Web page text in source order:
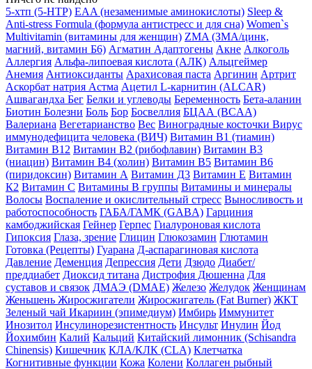
5-хтп (5-HTP) EAA (незаменимые аминокислоты) Sleep &
Anti-stress Formula (формула антистресс и для сна) Women`s
Multivitamin (витамины для женщин) ZMA (ЗМА/цинк,
магний, витамин Б6) Агматин Адаптогены Акне Алкоголь
Аллергия Альфа-липоевая кислота (АЛК) Альцгеймер
Анемия Антиоксиданты Арахисовая паста Аргинин Артрит
Аскорбат натрия Астма Ацетил L-карнитин (ALCAR)
Ашвагандха Бег Белки и углеводы Беременность Бета-аланин
Биотин Болезни Боль Бор Босвеллия БЦАА (BCAA)
Валериана Вегетарианство Вес Виноградные косточки Вирус
иммунодефицита человека (ВИЧ) Витамин B1 (тиамин)
Витамин B12 Витамин B2 (рибофлавин) Витамин B3
(ниацин) Витамин B4 (холин) Витамин B5 Витамин B6
(пиридоксин) Витамин А Витамин Д3 Витамин Е Витамин
К2 Витамин С Витамины B группы Витамины и минералы
Волосы Воспаление и окислительный стресс Выносливость и
работоспособность ГАБА/ГАМК (GABA) Гарциния
камбоджийская Гейнер Герпес Гиалуроновая кислота
Гипоксия Глаза, зрение Глицин Глюкозамин Глютамин
Готовка (Рецепты) Гуарана Д-аспарагиновая кислота
Давление Деменция Депрессия Дети Дзюдо Диабет/
преддиабет Диоксид титана Дистрофия Дюшенна Для
суставов и связок ДМАЭ (DMAE) Железо Желудок Женщинам
Женьшень Жиросжигатели Жиросжигатель (Fat Burner) ЖКТ
Зеленый чай Икариин (эпимедиум) Имбирь Иммунитет
Инозитол Инсулинорезистентность Инсульт Инулин Йод
Йохимбин Калий Кальций Китайский лимонник (Schisandra
Chinensis) Кишечник КЛА/КЛК (CLA) Клетчатка
Когнитивные функции Кожа Колени Коллаген рыбный